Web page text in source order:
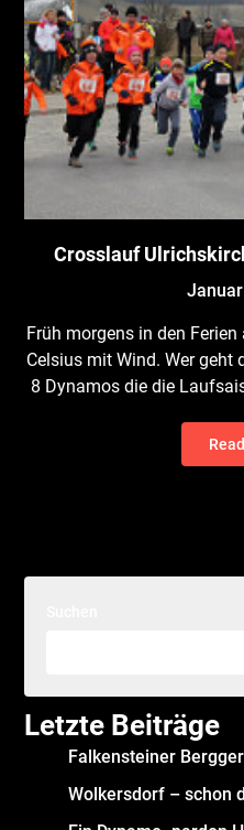
Crosslauf
Früh morgens in den
Celsius mit Wind. Wer geht
8 Dynamos die die
Letzte Beiträge
Falkensteiner
Wolkersdorf – schon